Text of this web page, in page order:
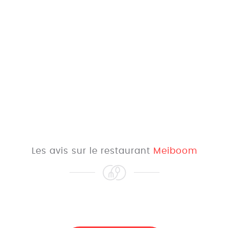
Les avis sur le restaurant Meiboom